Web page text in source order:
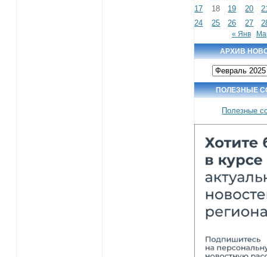
17
18 19 20
24
25 26 27
« Янв
АРХИВ
Архив
новостей
ПОЛЕЗНЫЕ
Полезные